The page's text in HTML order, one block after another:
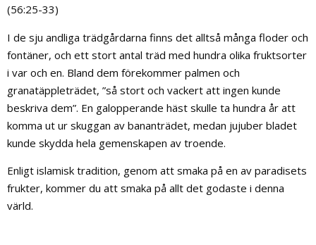
(56:25-33)
I de sju andliga trädgårdarna finns det alltså många floder och
fontäner, och ett stort antal träd med hundra olika fruktsorter
i var och en. Bland dem förekommer palmen och
granatäppleträdet, ”så stort och vackert att ingen kunde
beskriva dem”. En galopperande häst skulle ta hundra år att
komma ut ur skuggan av bananträdet, medan jujuber bladet
kunde skydda hela gemenskapen av troende.
Enligt islamisk tradition, genom att smaka på en av paradisets
frukter, kommer du att smaka på allt det godaste i denna
värld.